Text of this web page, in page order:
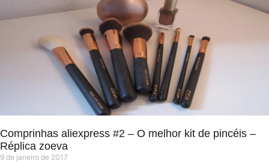
Comprinhas aliexpress #2 – O melhor kit de pincéis –
Réplica zoeva
9 de janeiro de 2017